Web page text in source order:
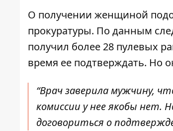
О получении женщиной
прокуратуры. По данным
получил более 28 пулевых
время ее подтверждать. Но
“Врач заверила мужчину,
комиссии у нее якобы нет.
договориться о